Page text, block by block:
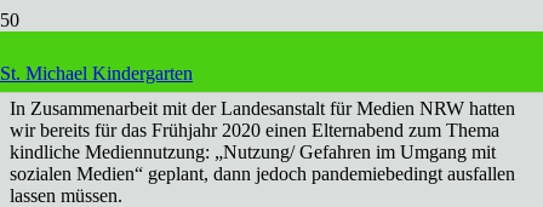
St. Michael Kindergarten
Einladung zum Online-Elternabend
In Zusammenarbeit mit der Landesanstalt für Medien NRW hatten
wir bereits für das Frühjahr 2020 einen Elternabend zum Thema
kindliche Mediennutzung: „Nutzung/ Gefahren im Umgang mit
sozialen Medien“ geplant, dann jedoch pandemiebedingt ausfallen
lassen müssen.